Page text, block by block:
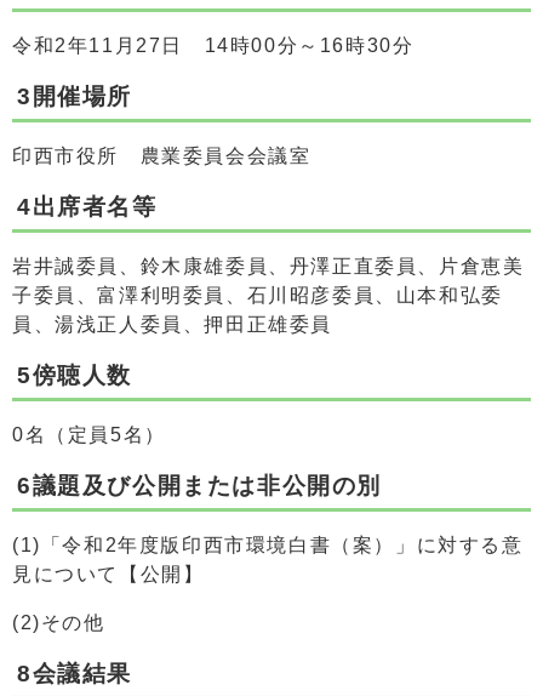
令和2年11月27日 14時00分～16時30分
3開催場所
印西市役所 農業委員会会議室
4出席者名等
岩井誠委員、鈴木康雄委員、丹澤正直委員、片倉恵美
子委員、富澤利明委員、石川昭彦委員、山本和弘委
員、湯浅正人委員、押田正雄委員
5傍聴人数
0名（定員5名）
6議題及び公開または非公開の別
(1)「令和2年度版印西市環境白書（案）」に対する意
見について【公開】
(2)その他
8会議結果